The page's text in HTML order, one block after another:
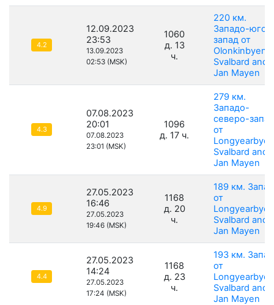
4.2
12.09.2023
23:53
13.09.2023
02:53 (MSK)
1060
д. 13
ч.
220 км.
Западо-юго-
запад от
Olonkinbyen,
Svalbard and
Jan Mayen
4.3
07.08.2023
20:01
07.08.2023
23:01 (MSK)
1096
д. 17 ч.
279 км.
Западо-
северо-запад
от
Svalbard and
Jan Mayen
4.9
27.05.2023
16:46
27.05.2023
19:46 (MSK)
1168
д. 20
ч.
189 км. Запад
от
Svalbard and
Jan Mayen
4.4
27.05.2023
14:24
27.05.2023
17:24 (MSK)
1168
д. 23
ч.
193 км. Запад
от
Svalbard and
Jan Mayen